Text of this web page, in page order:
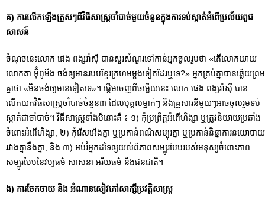
គ) ការលើកឡើងត្រួសៗពីវិធីសាស្ត្រចាំបាច់មួយចំនួនក្នុងការទប់ស្កាត់អំពើប្រល័យពូជ
សាសន៍
ចំណុចនេះលោក ផេង ពង្សរ៉ាស៊ី បានសួរសំណួរទៅកាន់អ្នកចូលរួមថា «តើលោកយាយ
លោកតា អ៊ុំពូមីង ចង់ឲ្យមានរបបខ្មែរក្រហមម្តងទៀតដែរឬទេ?» អ្នកគ្រប់គ្នាបានឆ្លើយព្រម
គ្នាថា «មិនចង់ឲ្យមានទៀតទេ»។ ផ្តើមចេញពីចម្លើយនេះ លោក ផេង ពង្សរ៉ាស៊ី បាន
លើកយកវិធីសាស្ត្រចាំបាច់ចំនួន៣ ដែលបុគ្គលម្នាក់ៗ និងគ្រួសារនីមួយៗអាចចូលរួមទប់
ស្កាត់ជាចាំបាច់។ វិធីសាស្ត្រទាំងបីនោះគឺ ៖ ១) កុំប្រព្រឹត្តអំពើហិង្សា ឬត្រូវនិយាយប្រឆាំង
ចំពោះអំពើហិង្សា, ២) កុំរើសអើងគ្នា ឬប្រកាន់ពណ៌សម្បុរគ្នា ឬប្រកាន់និន្នាការនយោបាយ
រវាងគ្នានឹងគ្នា, និង ៣) អប់រំអ្នកដទៃឲ្យយល់ពីភាពសម្បូរបែបរបស់មនុស្សចំពោះភាព
សម្បូរបែបនៃវប្បធម៌ សាសនា អរិយធម៌ និងជនជាតិ។
ង) ការចែកចាយ និង អំណានសៀវភៅសាក្សីប្រវត្តិសាស្ត្រ